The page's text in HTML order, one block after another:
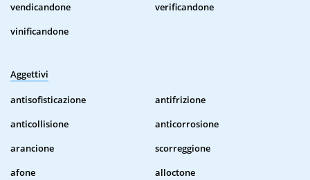
vendicandone
verificandone
vinificandone
Aggettivi
antisofisticazione
antifrizione
anticollisione
anticorrosione
arancione
scorreggione
afone
alloctone